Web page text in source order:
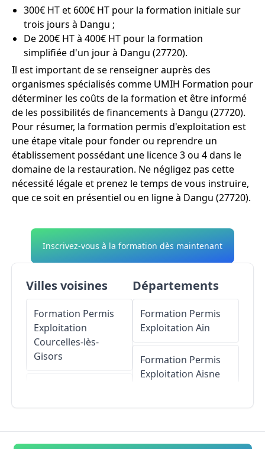
300€ HT et 600€ HT pour la formation initiale sur
trois jours à Dangu ;
De 200€ HT à 400€ HT pour la formation
simplifiée d'un jour à Dangu (27720).
Il est important de se renseigner auprès des
organismes spécialisés comme UMIH Formation pour
déterminer les coûts de la formation et être informé
de les possibilités de financements à Dangu (27720).
Pour résumer, la formation permis d'exploitation est
une étape vitale pour fonder ou reprendre un
établissement possédant une licence 3 ou 4 dans le
domaine de la restauration. Ne négligez pas cette
nécessité légale et prenez le temps de vous instruire,
que ce soit en présentiel ou en ligne à Dangu (27720).
Inscrivez-vous à la formation dès maintenant
Villes voisines
Formation Permis
Exploitation
Courcelles-lès-
Gisors
Formation Permis
Départements
Formation Permis
Exploitation Ain
Formation Permis
Exploitation Aisne
Formation Permis